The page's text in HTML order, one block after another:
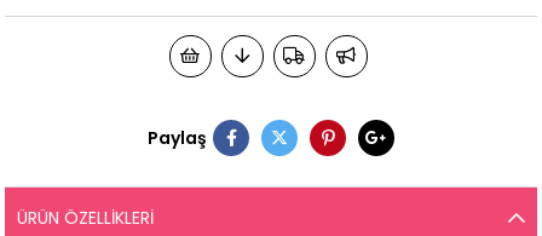
Paylaş
ÜRÜN ÖZELLIKLERI